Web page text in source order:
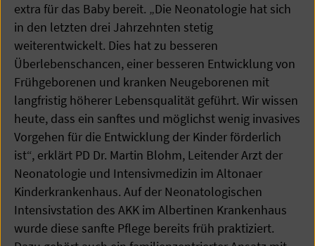
extra für das Baby bereit. „Die Neonatologie hat sich
in den letzten drei Jahrzehnten stetig
weiterentwickelt. Dies hat zu besseren
Überlebenschancen, einer besseren Entwicklung von
Frühgeborenen und kranken Neugeborenen mit
langfristig höherer Lebensqualität geführt. Wir wissen
heute, dass ein sanftes und möglichst wenig invasives
Vorgehen für die Entwicklung der Kinder förderlich
ist“, erklärt PD Dr. Martin Blohm, Leitender Arzt der
Neonatologie und Intensivmedizin im Altonaer
Kinderkrankenhaus. Auf der Neonatologischen
Intensivstation des AKK im Albertinen Krankenhaus
wurde diese sanfte Pflege bereits früh praktiziert.